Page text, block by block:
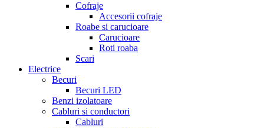
Cofraje
Accesorii cofraje
Roabe si carucioare
Carucioare
Roti roaba
Scari
Electrice
Becuri
Becuri LED
Benzi izolatoare
Cabluri si conductori
Cabluri